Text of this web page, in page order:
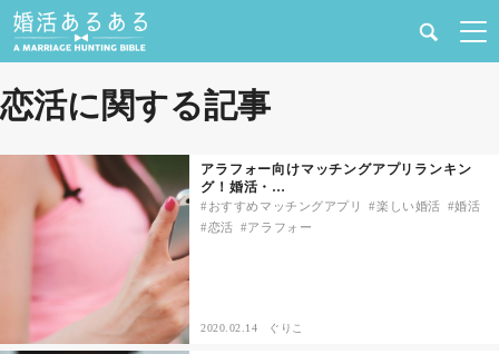
健康
恋愛の悩み
合コン・街コン
恋活に関する記事
アラフォー向けマッチングアプリランキン
グ！婚活・…
おすすめマッチングアプリ 楽しい婚活
婚活
恋活
アラフォー
2020.02.14 ぐりこ